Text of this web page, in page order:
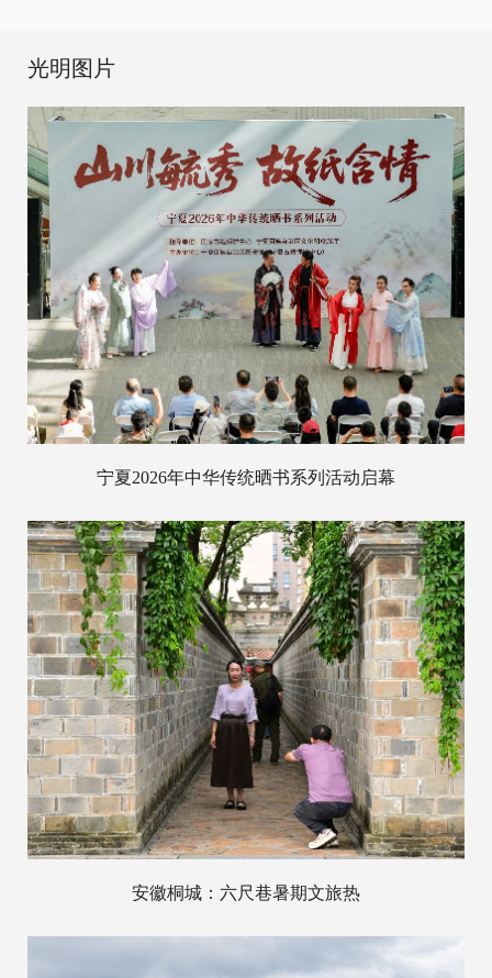
光明图片
宁夏2026年中华传统晒书系列活动启幕
安徽桐城：六尺巷暑期文旅热